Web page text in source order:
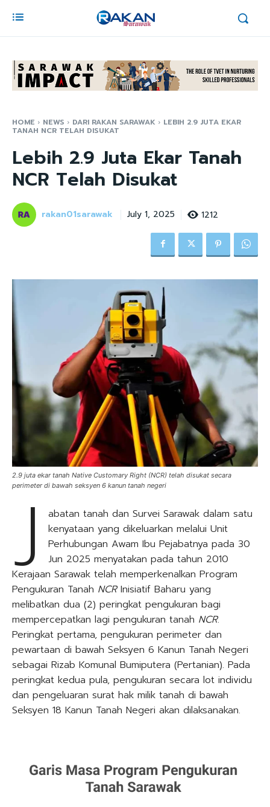
HOME NEWS DARI RAKAN SARAWAK LEBIH 2.9 JUTA EKAR
TANAH NCR TELAH DISUKAT
Lebih 2.9 Juta Ekar Tanah
NCR Telah Disukat
rakan01sarawak July 1, 2025 1212
2.9 juta ekar tanah Native Customary Right (NCR) telah disukat secara
perimeter di bawah seksyen 6 kanun tanah negeri
J
abatan tanah dan Survei Sarawak dalam satu
kenyataan yang dikeluarkan melalui Unit
Perhubungan Awam Ibu Pejabatnya pada 30
Jun 2025 menyatakan pada tahun 2010
Kerajaan Sarawak telah memperkenalkan Program
Pengukuran Tanah NCRInisiatif Baharu yang
melibatkan dua (2) peringkat pengukuran bagi
mempercepatkan lagi pengukuran tanah NCR.
Peringkat pertama, pengukuran perimeter dan
pewartaan di bawah Seksyen 6 Kanun Tanah Negeri
sebagai Rizab Komunal Bumiputera (Pertanian). Pada
peringkat kedua pula, pengukuran secara lot individu
dan pengeluaran surat hak milik tanah di bawah
Seksyen 18 Kanun Tanah Negeri akan dilaksanakan.